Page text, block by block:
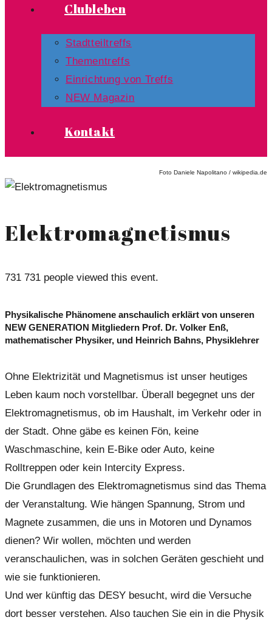
Clubleben
Stadtteiltreffs
Thementreffs
Einrichtung von Treffs​
NEW Magazin
Kontakt
Foto Daniele Napolitano / wikipedia.de
Elektromagnetismus
731 731 people viewed this event.
Physikalische Phänomene anschaulich erklärt von unseren
NEW GENERATION Mitgliedern Prof. Dr. Volker Enß,
mathematischer Physiker, und Heinrich Bahns, Physiklehrer
Ohne Elektrizität und Magnetismus ist unser heutiges
Leben kaum noch vorstellbar. Überall begegnet uns der
Elektromagnetismus, ob im Haushalt, im Verkehr oder in
der Stadt. Ohne gäbe es keinen Fön, keine
Waschmaschine, kein E-Bike oder Auto, keine
Rolltreppen oder kein Intercity Express.
Die Grundlagen des Elektromagnetismus sind das Thema
der Veranstaltung. Wie hängen Spannung, Strom und
Magnete zusammen, die uns in Motoren und Dynamos
dienen? Wir wollen, möchten und werden
veranschaulichen, was in solchen Geräten geschieht und
wie sie funktionieren.
Und wer künftig das DESY besucht, wird die Versuche
dort besser verstehen. Also tauchen Sie ein in die Physik